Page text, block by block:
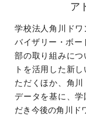
ア
学校法人角川ド
バイザリー・ボー
部の取り組みに
トを活用した新
ただくほか、角
データを基に、
だき今後の角川ド